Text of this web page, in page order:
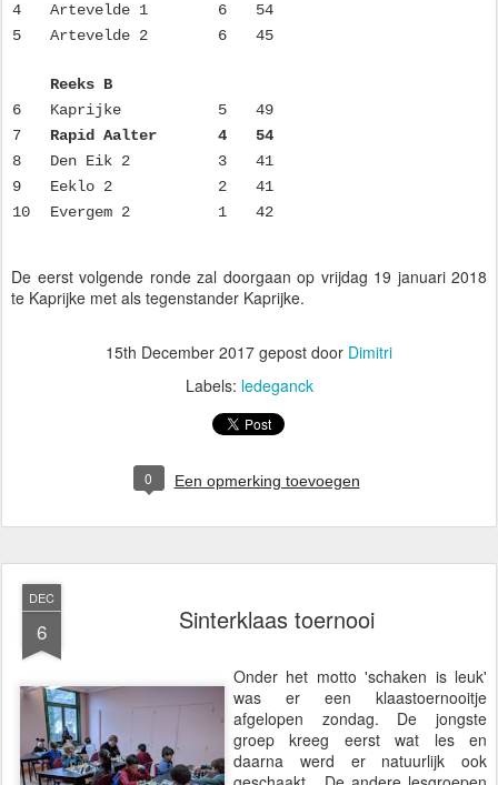
4
Artevelde 1 6
54
5
Artevelde 2 6 45
Reeks B
6
Kaprijke 5
49
7
Rapid Aalter 4
54
8
Den Eik 2 3
41
9
Eeklo 2 2
41
10
Evergem 2 1 42
De eerst volgende ronde zal doorgaan op vrijdag 19 januari 2018
te Kaprijke met als tegenstander Kaprijke.
15th December 2017 gepost door Dimitri
Labels: ledeganck
0 Een opmerking toevoegen
DEC
6 Sinterklaas toernooi
Onder het motto 'schaken is leuk'
was er een klaastoernooitje
afgelopen zondag. De jongste
groep kreeg eerst wat les en
daarna werd er natuurlijk ook